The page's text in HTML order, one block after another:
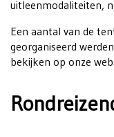
uitleenmodaliteiten,
Een aantal van de
georganiseerd
bekijken op onze